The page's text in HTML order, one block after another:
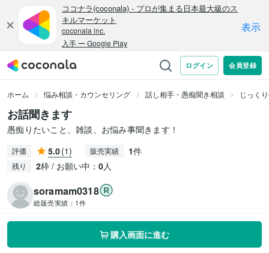
ホーム 悩み相談・カウンセリング 話し相手・愚痴聞き相談 じっく
お話聞きます
愚痴りたいこと、雑談、お悩み事聞きます！
評価 5.0(1) 販売実績 1件
残り 2枠 / お願い中： 0人
soramam0318
総販売実績： 1件
購入画面に進む